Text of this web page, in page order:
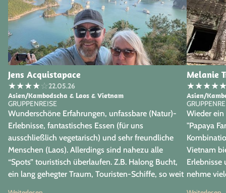
Jens Acquistapace
★★★★☆22.05.26
Asien/Kambodscha & Laos & Vietnam
GRUPPENREISE
Wunderschöne Erfahrungen, unfassbare (Natur)-
Erlebnisse, fantastisches Essen (für uns
ausschließlich vegetarisch) und sehr freundliche
Menschen (Laos). Allerdings sind nahezu alle
“Spots” touristisch überlaufen. Z.B. Halong Bucht,
ein lang gehegter Traum, Touristen-Schiffe, so weit
Melanie
★★★★
Asien/
Wieder
"Papaya
Vietnam
Erlebnisse
nehme